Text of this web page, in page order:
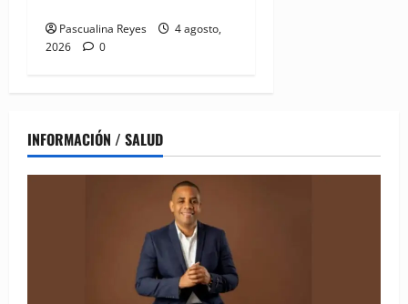
Pascualina Reyes
4 agosto,
2026
0
INFORMACIÓN / SALUD